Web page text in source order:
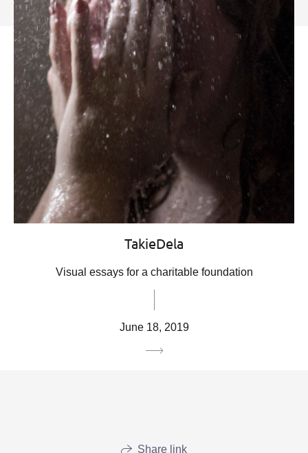
TakieDela
Visual essays for a charitable foundation
June 18, 2019
Share link